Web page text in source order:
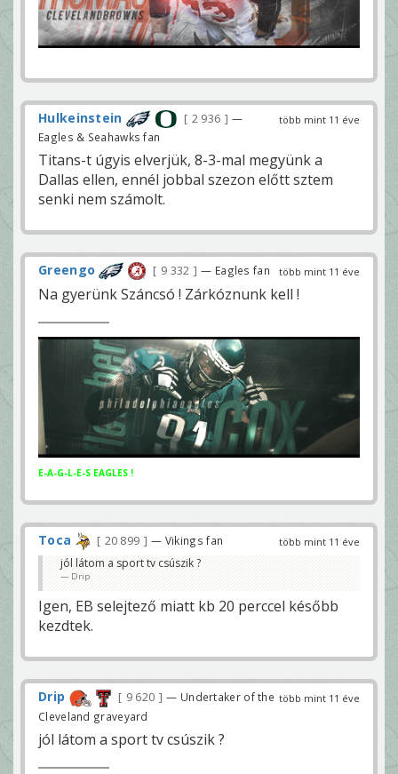
több mint 11 éve
Hulkeinstein 2 936
—
Eagles & Seahawks fan
Titans-t úgyis elverjük, 8-3-mal megyünk a
Dallas ellen, ennél jobbal szezon előtt sztem
senki nem számolt.
több mint 11 éve
Greengo 9 332 — Eagles fan
Na gyerünk Száncsó ! Zárkóznunk kell !
E-A-G-L-E-S EAGLES !
több mint 11 éve
Toca 20 899 — Vikings fan
jól látom a sport tv csúszik ?
Drip
Igen, EB selejtező miatt kb 20 perccel később
kezdtek.
több mint 11 éve
Drip 9 620
— Undertaker of the
Cleveland graveyard
jól látom a sport tv csúszik ?